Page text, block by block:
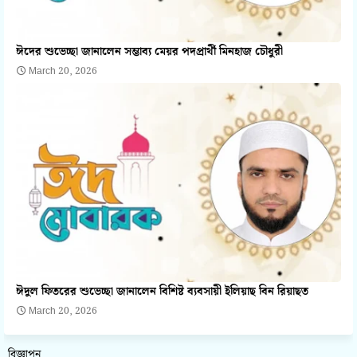
ঈদের শুভেচ্ছা জানালেন সম্ভাব্য মেয়র পদপ্রার্থী মিনহাজ চৌধুরী
March 20, 2026
ঈদুল ফিতরের শুভেচ্ছা জানালেন বিশিষ্ট ব্যবসায়ী ইলিয়াছ বিন রিয়াছত
March 20, 2026